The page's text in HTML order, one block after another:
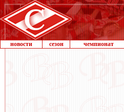
новости сезон чемпионат